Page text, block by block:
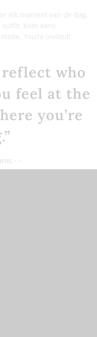
elk moment van de dag.
Kom eens
You’re invited!
reflect who
feel at the
you’re
- -